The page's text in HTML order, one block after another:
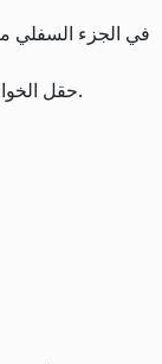
حقل الخوارزمية هو المكان الذي تقوم فيه بتعيين المعلمات الأساسية للخوارزمية الخاصة بك. الحقول المشار إليها باللون الوردي إلزامية.